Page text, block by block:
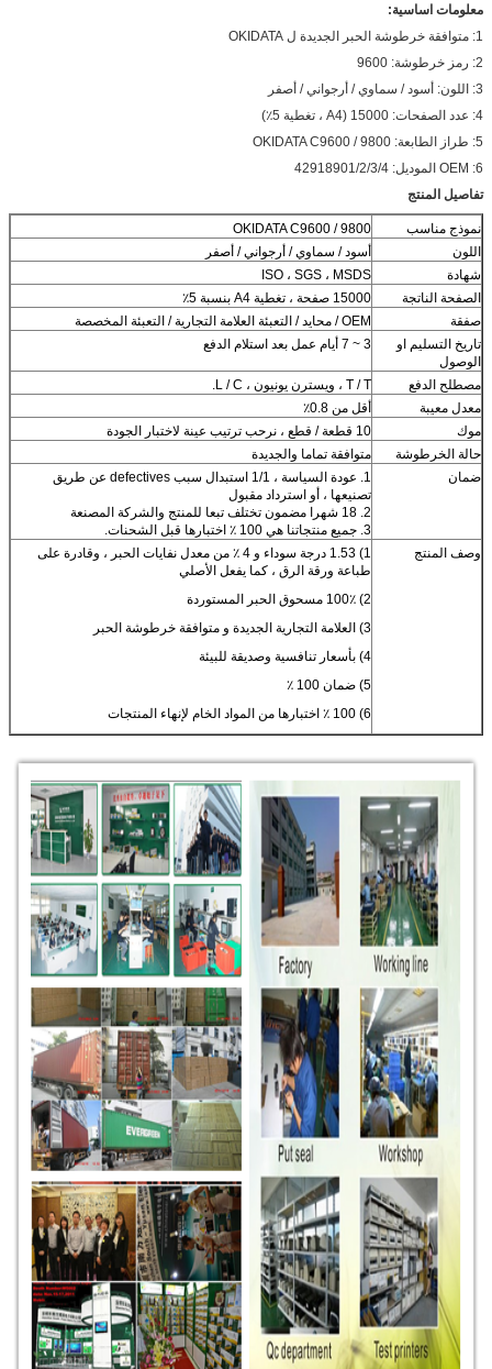
معلومات اساسية:
1: متوافقة خرطوشة الحبر الجديدة ل OKIDATA
2: رمز خرطوشة: 9600
3: اللون: أسود / سماوي / أرجواني / أصفر
4: عدد الصفحات: 15000 (A4 ، تغطية 5٪)
5: طراز الطابعة: OKIDATA C9600 / 9800
6: OEM الموديل: 42918901/2/3/4
تفاصيل المنتج
نموذج مناسب
OKIDATA C9600 / 9800
اللون
أسود / سماوي / أرجواني / أصفر
شهادة
ISO ، SGS ، MSDS
الصفحة الناتجة
15000 صفحة ، تغطية A4 بنسبة 5٪
صفقة
OEM / محايد / التعبئة العلامة التجارية / التعبئة المخصصة
تاريخ التسليم او
الوصول
3 ~ 7 أيام عمل بعد استلام الدفع
مصطلح الدفع
T / T ، ويسترن يونيون ، L / C.
معدل معيبة
أقل من 0.8٪
موك
10 قطعة / قطع ، نرحب ترتيب عينة لاختبار الجودة
حالة الخرطوشة
متوافقة تماما والجديدة
ضمان
1. عودة السياسة ، 1/1 استبدال سبب defectives عن طريق
تصنيعها ، أو استرداد مقبول
2. 18 شهرا مضمون تختلف تبعا للمنتج والشركة المصنعة
3. جميع منتجاتنا هي 100 ٪ اختبارها قبل الشحنات.
وصف المنتج
1) 1.53 درجة سوداء و 4 ٪ من معدل نفايات الحبر ، وقادرة على
طباعة ورقة الرق ، كما يفعل الأصلي
2) 100٪ مسحوق الحبر المستوردة
3) العلامة التجارية الجديدة و متوافقة خرطوشة الحبر
4) بأسعار تنافسية وصديقة للبيئة
5) ضمان 100 ٪
6) 100 ٪ اختبارها من المواد الخام لإنهاء المنتجات